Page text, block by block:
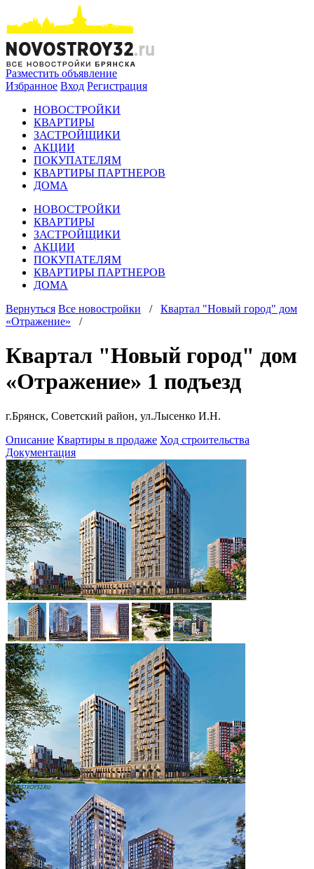
Разместить объявление
Избранное Вход Регистрация
НОВОСТРОЙКИ
КВАРТИРЫ
ЗАСТРОЙЩИКИ
АКЦИИ
ПОКУПАТЕЛЯМ
КВАРТИРЫ ПАРТНЕРОВ
ДОМА
НОВОСТРОЙКИ
КВАРТИРЫ
ЗАСТРОЙЩИКИ
АКЦИИ
ПОКУПАТЕЛЯМ
КВАРТИРЫ ПАРТНЕРОВ
ДОМА
Вернуться Все новостройки /
Квартал "Новый город" дом
«Отражение»
/
Квартал "Новый город" дом
«Отражение» 1 подъезд
г.Брянск, Советский район, ул.Лысенко И.Н.
Описание Квартиры в продаже Ход строительства
Документация